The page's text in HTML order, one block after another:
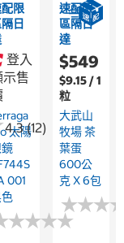
4.3 (12)
限
日
登入
示售
太陽
001
★★★★
★★★★
速配限
區隔日
達
$549
$9.15 / 1
粒
大武山
牧場 茶
葉蛋
600公
克 X 6包
★★★
★★★